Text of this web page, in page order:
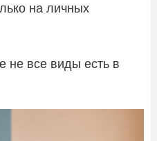
на личных
не все виды есть в